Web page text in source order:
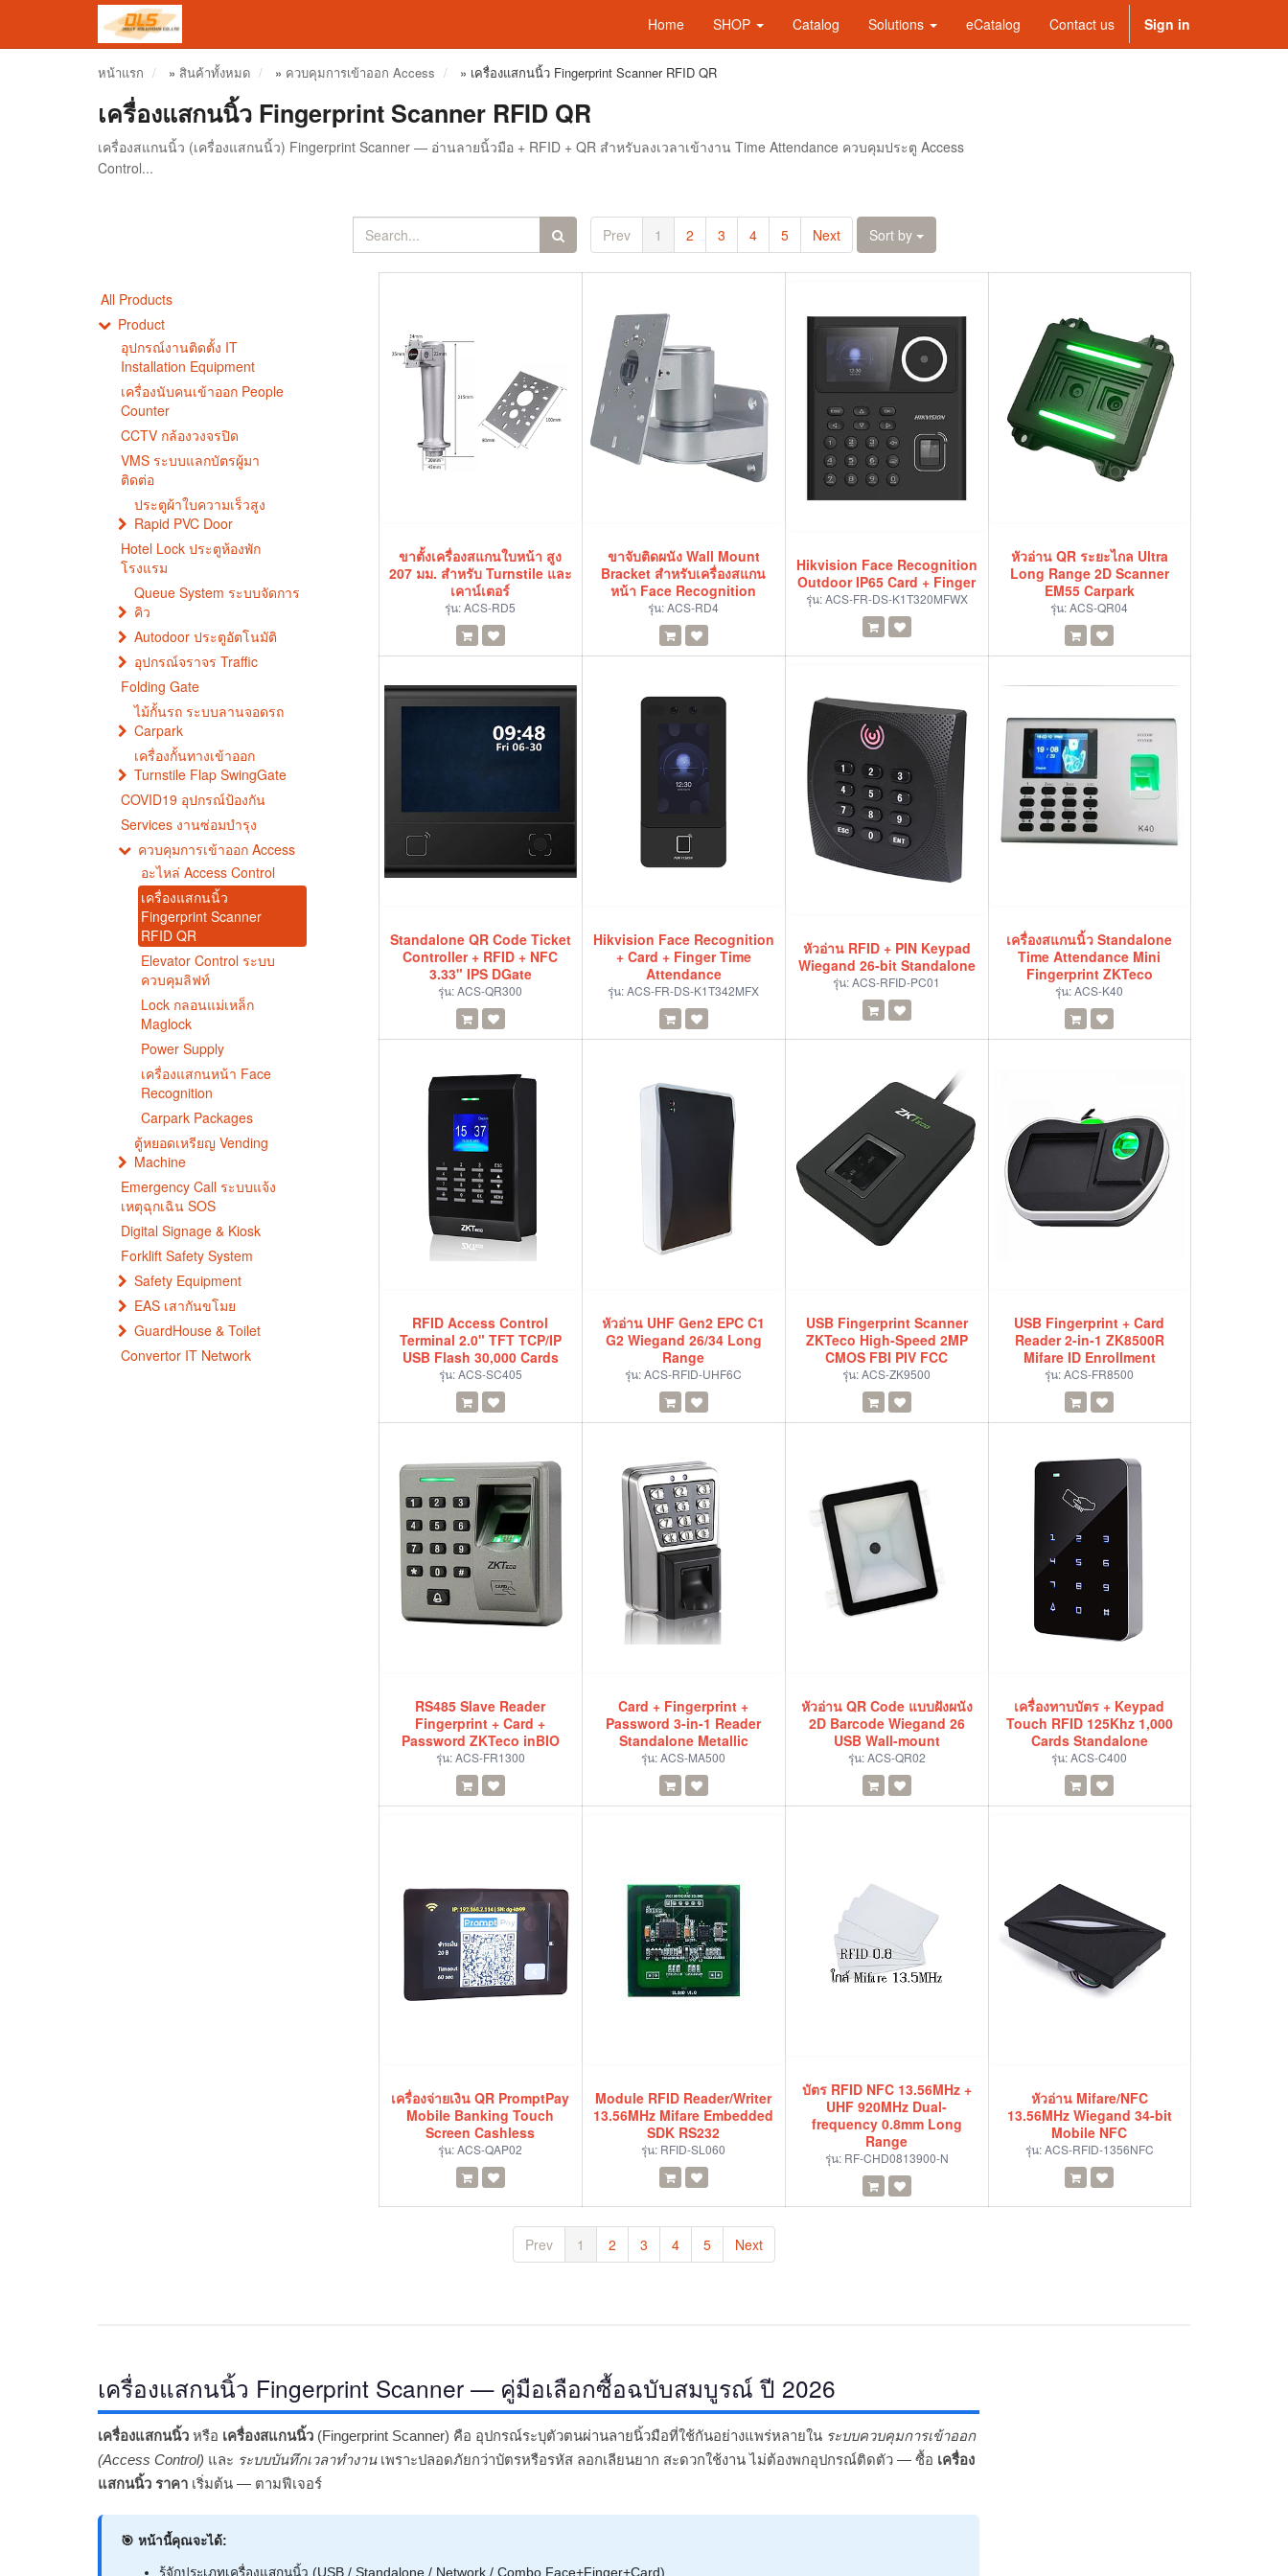
Home SHOP Catalog Solutions eCatalog Contact us Sign in
หน้าแรก » สินค้าทั้งหมด » ควบคุมการเข้าออก Access » เครื่องแสกนนิ้ว Fingerprint Scanner RFID QR
เครื่องแสกนนิ้ว Fingerprint Scanner RFID QR
เครื่องสแกนนิ้ว (เครื่องแสกนนิ้ว) Fingerprint Scanner — อ่านลายนิ้วมือ + RFID + QR สำหรับลงเวลาเข้างาน Time Attendance ควบคุมประตู Access
Control...
Prev 1 2 3 4 5 Next Sort by
All Products
Product
อุปกรณ์งานติดตั้ง IT
Installation Equipment
เครื่องนับคนเข้าออก People
Counter
CCTV กล้องวงจรปิด
VMS ระบบแลกบัตรผู้มา
ติดต่อ
ประตูผ้าใบความเร็วสูง
Rapid PVC Door
Hotel Lock ประตูห้องพัก
โรงแรม
Queue System ระบบจัดการ
คิว
Autodoor ประตูอัตโนมัติ
อุปกรณ์จราจร Traffic
Folding Gate
ไม้กั้นรถ ระบบลานจอดรถ
Carpark
เครื่องกั้นทางเข้าออก
Turnstile Flap SwingGate
COVID19 อุปกรณ์ป้องกัน
Services งานซ่อมบำรุง
ควบคุมการเข้าออก Access
อะไหล่ Access Control
เครื่องแสกนนิ้ว
Fingerprint Scanner
RFID QR
Elevator Control ระบบ
ควบคุมลิฟท์
Lock กลอนแม่เหล็ก
Maglock
Power Supply
เครื่องแสกนหน้า Face
Recognition
Carpark Packages
ตู้หยอดเหรียญ Vending
Machine
Emergency Call ระบบแจ้ง
เหตุฉุกเฉิน SOS
Digital Signage & Kiosk
Forklift Safety System
Safety Equipment
EAS เสากันขโมย
GuardHouse & Toilet
Convertor IT Network
ขาตั้งเครื่องสแกนใบหน้า สูง
207 มม. สำหรับ Turnstile และ
เคาน์เตอร์
รุ่น:ACS-RD5
ขาจับติดผนัง Wall Mount
Bracket สำหรับเครื่องสแกน
หน้า Face Recognition
รุ่น:ACS-RD4
Hikvision Face Recognition
Outdoor IP65 Card + Finger
รุ่น:ACS-FR-DS-K1T320MFWX
หัวอ่าน QR ระยะไกล Ultra
Long Range 2D Scanner
EM55 Carpark
รุ่น:ACS-QR04
Standalone QR Code Ticket
Controller + RFID + NFC
3.33" IPS DGate
รุ่น:ACS-QR300
Hikvision Face Recognition
+ Card + Finger Time
Attendance
รุ่น:ACS-FR-DS-K1T342MFX
หัวอ่าน RFID + PIN Keypad
Wiegand 26-bit Standalone
รุ่น:ACS-RFID-PC01
เครื่องสแกนนิ้ว Standalone
Time Attendance Mini
Fingerprint ZKTeco
รุ่น:ACS-K40
RFID Access Control
Terminal 2.0" TFT TCP/IP
USB Flash 30,000 Cards
รุ่น:ACS-SC405
หัวอ่าน UHF Gen2 EPC C1
G2 Wiegand 26/34 Long
Range
รุ่น:ACS-RFID-UHF6C
USB Fingerprint Scanner
ZKTeco High-Speed 2MP
CMOS FBI PIV FCC
รุ่น:ACS-ZK9500
USB Fingerprint + Card
Reader 2-in-1 ZK8500R
Mifare ID Enrollment
รุ่น:ACS-FR8500
RS485 Slave Reader
Fingerprint + Card +
Password ZKTeco inBIO
รุ่น:ACS-FR1300
Card + Fingerprint +
Password 3-in-1 Reader
Standalone Metallic
รุ่น:ACS-MA500
หัวอ่าน QR Code แบบฝังผนัง
2D Barcode Wiegand 26
USB Wall-mount
รุ่น:ACS-QR02
เครื่องทาบบัตร + Keypad
Touch RFID 125Khz 1,000
Cards Standalone
รุ่น:ACS-C400
เครื่องจ่ายเงิน QR PromptPay
Mobile Banking Touch
Screen Cashless
รุ่น:ACS-QAP02
Module RFID Reader/Writer
13.56MHz Mifare Embedded
SDK RS232
รุ่น: RFID-SL060
บัตร RFID NFC 13.56MHz +
UHF 920MHz Dual-
frequency 0.8mm Long
Range
รุ่น: RF-CHD0813900-N
หัวอ่าน Mifare/NFC
13.56MHz Wiegand 34-bit
Mobile NFC
รุ่น:ACS-RFID-1356NFC
Prev 1 2 3 4 5 Next
เครื่องแสกนนิ้ว Fingerprint Scanner — คู่มือเลือกซื้อฉบับสมบูรณ์ ปี 2026
เครื่องแสกนนิ้ว หรือ เครื่องสแกนนิ้ว (Fingerprint Scanner) คือ อุปกรณ์ระบุตัวตนผ่านลายนิ้วมือที่ใช้กันอย่างแพร่หลายใน ระบบควบคุมการเข้าออก
(Access Control) และ ระบบบันทึกเวลาทำงานเพราะปลอดภัยกว่าบัตรหรือรหัส ลอกเลียนยาก สะดวกใช้งาน ไม่ต้องพกอุปกรณ์ติดตัว — ซื้อ เครื่อง
แสกนนิ้ว ราคา เริ่มต้น — ตามฟีเจอร์
🎯 หน้านี้คุณจะได้:
รู้จักประเภทเครื่องแสกนนิ้ว (USB / Standalone / Network / Combo Face+Finger+Card)